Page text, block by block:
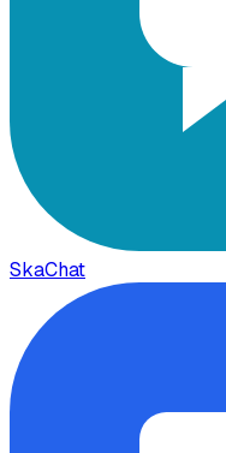
SkaChat